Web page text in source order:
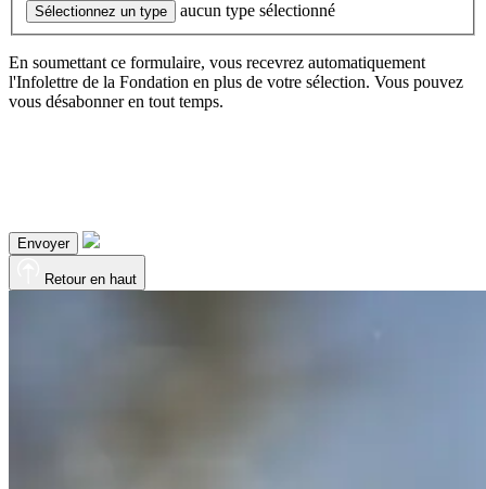
Sélectionnez un type aucun type sélectionné
En soumettant ce formulaire, vous recevrez automatiquement
l'Infolettre de la Fondation en plus de votre sélection. Vous pouvez
vous désabonner en tout temps.
Envoyer
Retour en haut